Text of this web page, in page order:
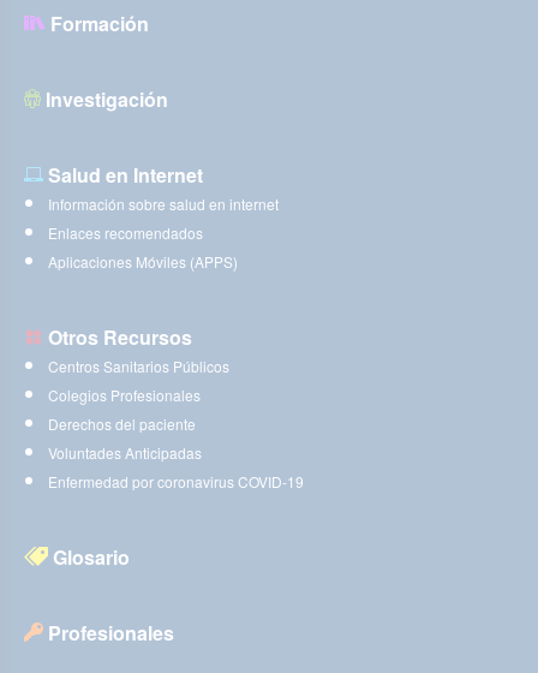
Formación
Investigación
Salud en Internet
Información sobre salud en internet
Enlaces recomendados
Aplicaciones Móviles (APPS)
Otros Recursos
Centros Sanitarios Públicos
Colegios Profesionales
Derechos del paciente
Voluntades Anticipadas
Enfermedad por coronavirus COVID-19
Glosario
Profesionales